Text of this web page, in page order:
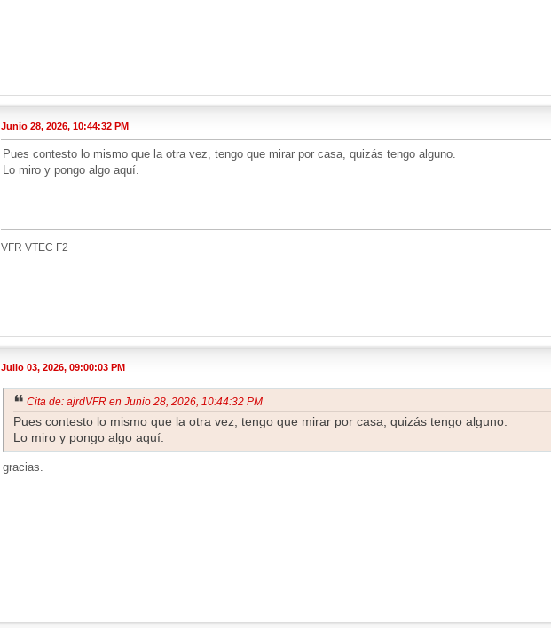
Junio 28, 2026, 10:44:32 PM
Pues contesto lo mismo que la otra vez, tengo que mirar por casa, quizás tengo alguno.
Lo miro y pongo algo aquí.
VFR VTEC F2
Julio 03, 2026, 09:00:03 PM
Cita de: ajrdVFR en Junio 28, 2026, 10:44:32 PM
Pues contesto lo mismo que la otra vez, tengo que mirar por casa, quizás tengo alguno.
Lo miro y pongo algo aquí.
gracias.